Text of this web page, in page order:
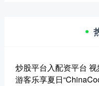
炒股平台入配资平台
游客乐享夏日